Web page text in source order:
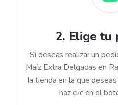
2. Elige tu
Si deseas realizar un
Maíz Extra Delgadas en
la tienda en la que
haz clic en el